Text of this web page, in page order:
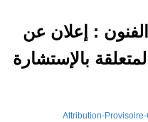
: إعلان عن
بالإستشارة
Attribution-